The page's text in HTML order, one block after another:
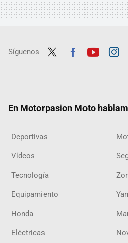
Síguenos
En Motorpasion Moto
Deportivas
Vídeos
Tecnología
Equipamiento
Honda
Eléctricas